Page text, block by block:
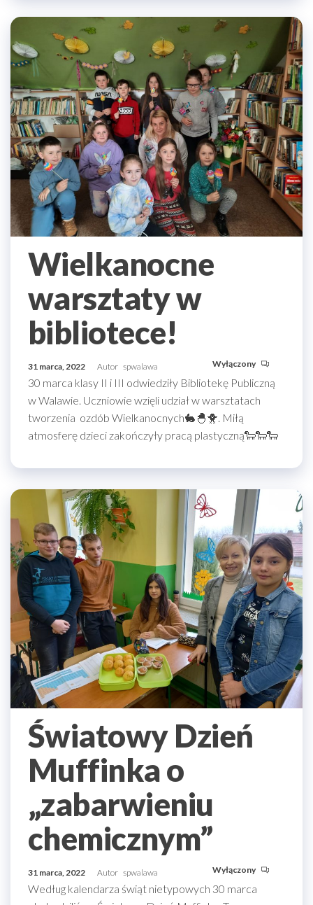
Wielkanocne
warsztaty w
bibliotece!
31 marca, 2022 Autor spwalawa Wyłączony
30 marca klasy II i III odwiedziły Bibliotekę Publiczną
w Walawie. Uczniowie wzięli udział w warsztatach
tworzenia ozdób Wielkanocnych🐇🐣🐥. Miłą
atmosferę dzieci zakończyły pracą plastyczną🐑🐑🐑
Światowy Dzień
Muffinka o
„zabarwieniu
chemicznym”
31 marca, 2022 Autor spwalawa Wyłączony
Według kalendarza świąt nietypowych 30 marca